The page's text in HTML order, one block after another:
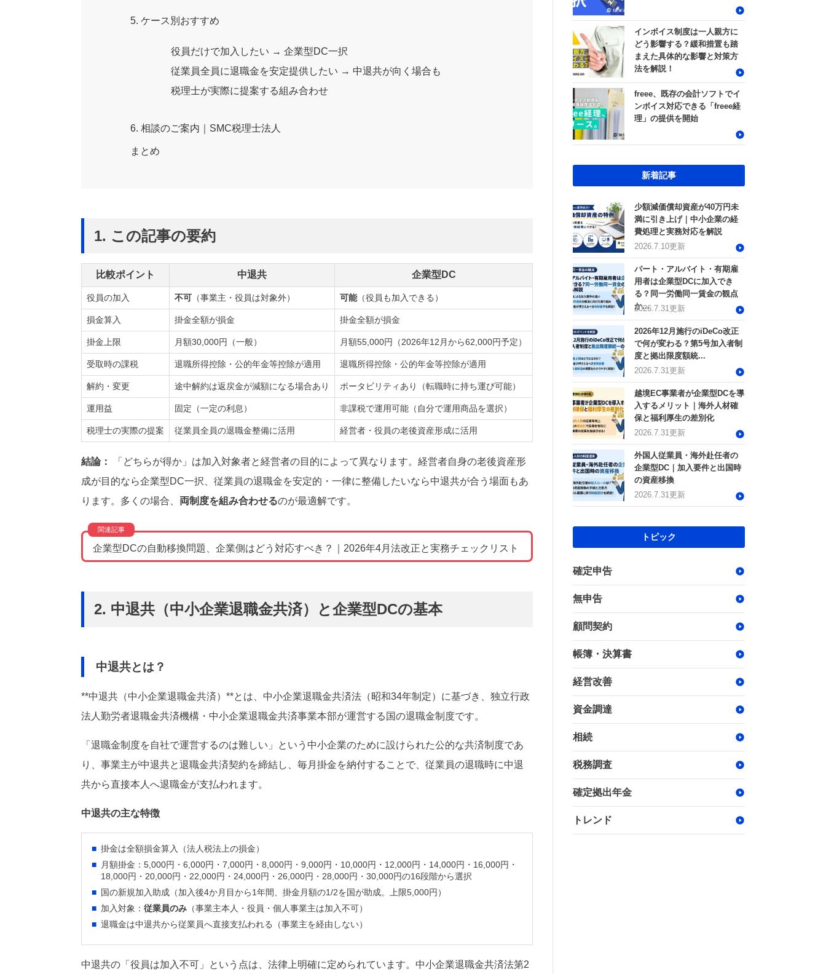
5. ケース別おすすめ
役員だけで加入したい → 企業型DC一択
従業員全員に退職金を安定提供したい → 中退共が向く場合も
税理士が実際に提案する組み合わせ
6. 相談のご案内｜SMC税理士法人
まとめ
1. この記事の要約
比較ポイント 中退共 企業型DC
役員の加入 不可 （事業主・役員は対象外） 可能（役員も加入できる）
損金算入 掛金全額が損金 掛金全額が損金
掛金上限 月額30,000円（一般） 月額55,000円（2026年12月から62,000円予定）
受取時の課税 退職所得控除・公的年金等控除が適用 退職所得控除・公的年金等控除が適用
解約・変更 途中解約は返戻金が減額になる場合あり ポータビリティあり（転職時に持ち運び可能）
運用益 固定（一定の利息） 非課税で運用可能（自分で運用商品を選択）
税理士の実際の提案 従業員全員の退職金整備に活用 経営者・役員の老後資産形成に活用
結論：
「どちらが得か」は加入対象者と経営者の目的によって異なります。経営者自身の老後資産形
成が目的なら企業型DC一択、従業員の退職金を安定的・一律に整備したいなら中退共が合う場面もあ
ります。多くの場合、 両制度を組み合わせるのが最適解です。
企業型DCの自動移換問題、企業側はどう対応すべき？｜2026年4月法改正と実務チェックリスト
2. 中退共（中小企業退職金共済）と企業型DCの基本
中退共とは？
**中退共（中小企業退職金共済）**とは、中小企業退職金共済法（昭和34年制定）に基づき、独立行政
法人勤労者退職金共済機構・中小企業退職金共済事業本部が運営する国の退職金制度です。
「退職金制度を自社で運営するのは難しい」という中小企業のために設けられた公的な共済制度であ
り、事業主が中退共と退職金共済契約を締結し、毎月掛金を納付することで、従業員の退職時に中退
共から直接本人へ退職金が支払われます。
中退共の主な特徴
掛金は全額損金算入（法人税法上の損金）
月額掛金：5,000円・6,000円・7,000円・8,000円・9,000円・10,000円・12,000円・14,000円・16,000円・
18,000円・20,000円・22,000円・24,000円・26,000円・28,000円・30,000円の16段階から選択
国の新規加入助成（加入後4か月目から1年間、掛金月額の1/2を国が助成。上限5,000円）
加入対象： 従業員のみ （事業主本人・役員・個人事業主は加入不可）
退職金は中退共から従業員へ直接支払われる（事業主を経由しない）
中退共の「役員は加入不可」という点は、法律上明確に定められています。中小企業退職金共済法第2
インボイス制度は一人親方に
どう影響する？緩和措置も踏
まえた具体的な影響と対策方
法を解説！
freee、既存の会計ソフトでイ
ンボイス対応できる「freee経
理」の提供を開始
新着記事
少額減価償却資産が40万円未
満に引き上げ｜中小企業の経
費処理と実務対応を解説
2026.7.10更新
パート・アルバイト・有期雇
用者は企業型DCに加入でき
る？同一労働同一賃金の観点
か...
2026.7.31更新
2026年12月施行のiDeCo改正
で何が変わる？第5号加入者制
度と拠出限度額統...
2026.7.31更新
越境EC事業者が企業型DCを導
入するメリット｜海外人材確
保と福利厚生の差別化
2026.7.31更新
外国人従業員・海外赴任者の
企業型DC｜加入要件と出国時
の資産移換
2026.7.31更新
トピック
確定申告
無申告
顧問契約
帳簿・決算書
経営改善
資金調達
相続
税務調査
確定拠出年金
トレンド